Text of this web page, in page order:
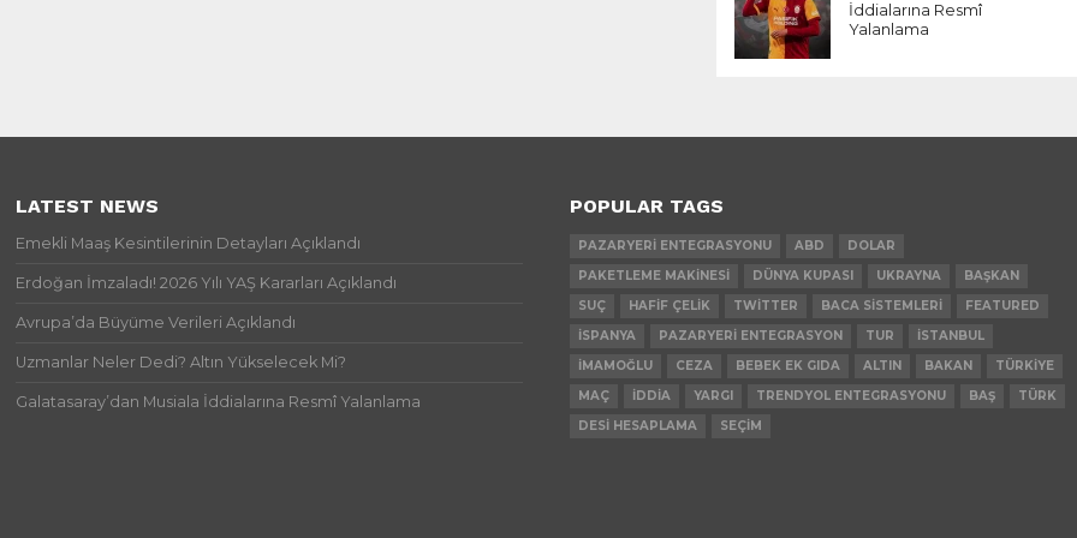
İddialarına Resmî
Yalanlama
LATEST NEWS
Emekli Maaş Kesintilerinin Detayları Açıklandı
Erdoğan İmzaladı! 2026 Yılı YAŞ Kararları Açıklandı
Avrupa’da Büyüme Verileri Açıklandı
Uzmanlar Neler Dedi? Altın Yükselecek Mi?
Galatasaray’dan Musiala İddialarına Resmî Yalanlama
POPULAR TAGS
PAZARYERI ENTEGRASYONU ABD
DOLAR
PAKETLEME MAKINESI
DÜNYA KUPASI UKRAYNA
BAŞKAN
SUÇ
HAFIF ÇELIK TWITTER BACA SISTEMLERI
FEATURED
İSPANYA
PAZARYERI ENTEGRASYON TUR
İSTANBUL
İMAMOĞLU
CEZA BEBEK EK GIDA ALTIN BAKAN
TÜRKIYE
MAÇ
İDDIA YARGI TRENDYOL ENTEGRASYONU BAŞ
TÜRK
DESI HESAPLAMA
SEÇIM